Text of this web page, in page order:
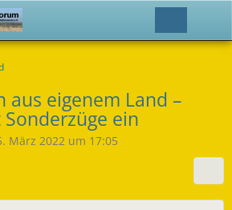
aus eigenem Land –
ein
März 2022 um 17:05